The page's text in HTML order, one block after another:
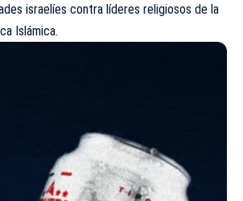
israelíes contra líderes religiosos de la
Islámica.